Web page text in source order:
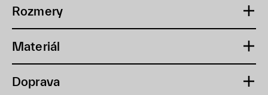
Rozmery
Materiál
Doprava